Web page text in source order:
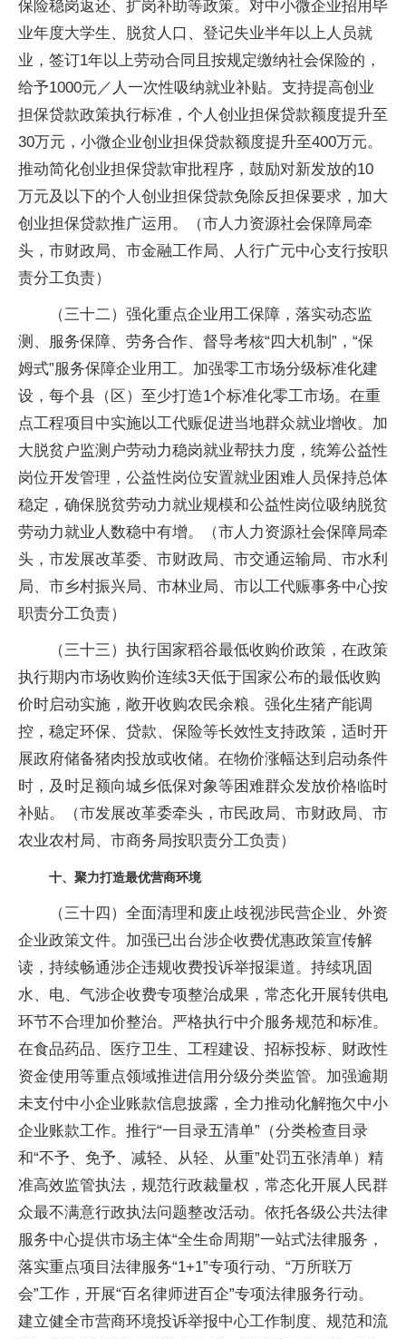
保险稳岗返还、扩岗补助等政策。对中小微企业招用毕
业年度大学生、脱贫人口、登记失业半年以上人员就
业，签订1年以上劳动合同且按规定缴纳社会保险的，
给予1000元／人一次性吸纳就业补贴。支持提高创业
担保贷款政策执行标准，个人创业担保贷款额度提升至
30万元，小微企业创业担保贷款额度提升至400万元。
推动简化创业担保贷款审批程序，鼓励对新发放的10
万元及以下的个人创业担保贷款免除反担保要求，加大
创业担保贷款推广运用。（市人力资源社会保障局牵
头，市财政局、市金融工作局、人行广元中心支行按职
责分工负责）
（三十二）强化重点企业用工保障，落实动态监
测、服务保障、劳务合作、督导考核“四大机制”，“保
姆式”服务保障企业用工。加强零工市场分级标准化建
设，每个县（区）至少打造1个标准化零工市场。在重
点工程项目中实施以工代赈促进当地群众就业增收。加
大脱贫户监测户劳动力稳岗就业帮扶力度，统筹公益性
岗位开发管理，公益性岗位安置就业困难人员保持总体
稳定，确保脱贫劳动力就业规模和公益性岗位吸纳脱贫
劳动力就业人数稳中有增。（市人力资源社会保障局牵
头，市发展改革委、市财政局、市交通运输局、市水利
局、市乡村振兴局、市林业局、市以工代赈事务中心按
职责分工负责）
（三十三）执行国家稻谷最低收购价政策，在政策
执行期内市场收购价连续3天低于国家公布的最低收购
价时启动实施，敞开收购农民余粮。强化生猪产能调
控，稳定环保、贷款、保险等长效性支持政策，适时开
展政府储备猪肉投放或收储。在物价涨幅达到启动条件
时，及时足额向城乡低保对象等困难群众发放价格临时
补贴。（市发展改革委牵头，市民政局、市财政局、市
农业农村局、市商务局按职责分工负责）
十、聚力打造最优营商环境
（三十四）全面清理和废止歧视涉民营企业、外资
企业政策文件。加强已出台涉企收费优惠政策宣传解
读，持续畅通涉企违规收费投诉举报渠道。持续巩固
水、电、气涉企收费专项整治成果，常态化开展转供电
环节不合理加价整治。严格执行中介服务规范和标准。
在食品药品、医疗卫生、工程建设、招标投标、财政性
资金使用等重点领域推进信用分级分类监管。加强逾期
未支付中小企业账款信息披露，全力推动化解拖欠中小
企业账款工作。推行“一目录五清单”（分类检查目录
和“不予、免予、减轻、从轻、从重”处罚五张清单）精
准高效监管执法，规范行政裁量权，常态化开展人民群
众最不满意行政执法问题整改活动。依托各级公共法律
服务中心提供市场主体“全生命周期”一站式法律服务，
落实重点项目法律服务“1+1”专项行动、“万所联万
会”工作，开展“百名律师进百企”专项法律服务行动。
建立健全市营商环境投诉举报中心工作制度、规范和流